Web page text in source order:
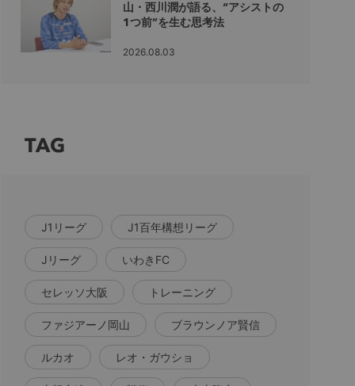
山・西川潤が語る、“アシストの
1つ前”を生む思考法
2026.08.03
TAG
J1リーグ J1百年構想リーグ
Jリーグ いわきFC
セレッソ大阪 トレーニング
ファジアーノ岡山 ブラウンノア賢信
ルカオ レオ・ガウショ